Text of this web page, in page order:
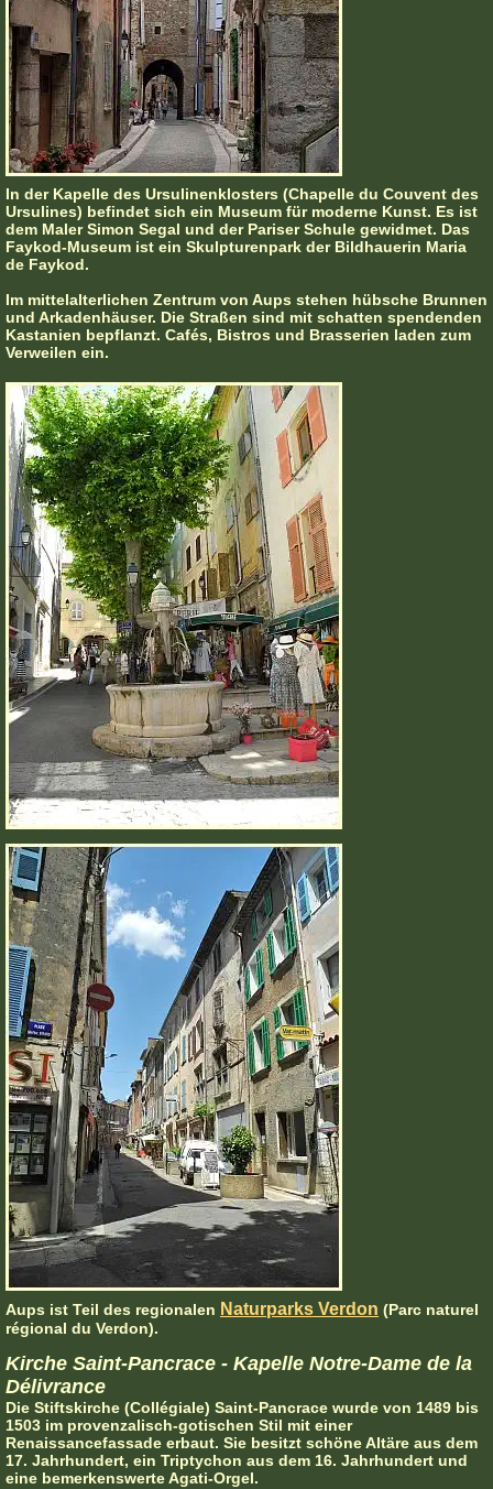
In der Kapelle des Ursulinenklosters (Chapelle du Couvent des
Ursulines) befindet sich ein Museum für moderne Kunst. Es ist
dem Maler Simon Segal und der Pariser Schule gewidmet. Das
Faykod-Museum ist ein Skulpturenpark der Bildhauerin Maria
de Faykod.
Im mittelalterlichen Zentrum von Aups stehen hübsche Brunnen
und Arkadenhäuser. Die Straßen sind mit schatten spendenden
Kastanien bepflanzt. Cafés, Bistros und Brasserien laden zum
Verweilen ein.
Aups ist Teil des regionalen Naturparks Verdon (Parc naturel
régional du Verdon).
Kirche Saint-Pancrace - Kapelle Notre-Dame de la
Délivrance
Die Stiftskirche (Collégiale) Saint-Pancrace wurde von 1489 bis
1503 im provenzalisch-gotischen Stil mit einer
Renaissancefassade erbaut. Sie besitzt schöne Altäre aus dem
17. Jahrhundert, ein Triptychon aus dem 16. Jahrhundert und
eine bemerkenswerte Agati-Orgel.